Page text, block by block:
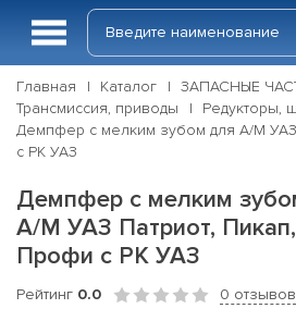
Главная Каталог
ЗАПАСНЫЕ
Трансмиссия, приводы
Редукторы,
Демпфер с мелким зубом для А/М
с РК УАЗ
Демпфер с мелким
А/М УАЗ Патриот, Пикап,
Профи с РК УАЗ
Рейтинг 0.0 0 отзывов